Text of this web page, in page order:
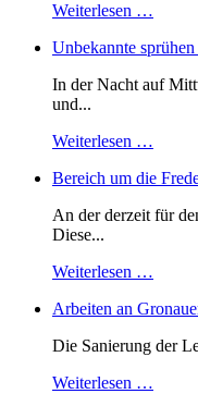
Weiterlesen …
Unbekannte
In der Nacht auf
und...
Weiterlesen …
Bereich um die
An der derzeit für
Diese...
Weiterlesen …
Arbeiten an
Die Sanierung der
Weiterlesen …